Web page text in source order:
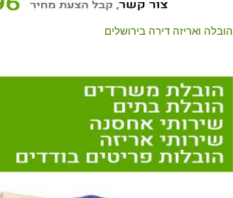
הובלה ואריזה דירה בירושלים